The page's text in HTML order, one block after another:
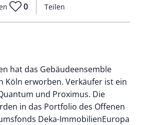
Teilen
0
hat das Gebäudeensemble
Köln erworben. Verkäufer ist ein
und Proximus. Die
in das Portfolio des Offenen
Deka-ImmobilienEuropa